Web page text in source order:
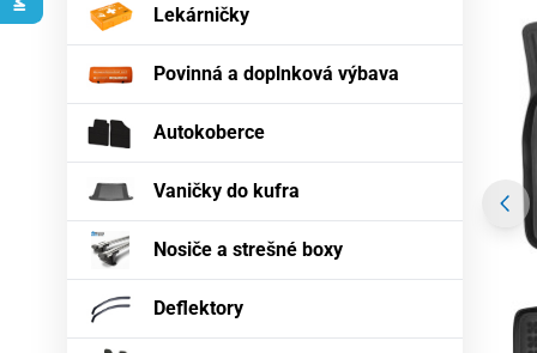
Lekárničky
Povinná a doplnková výbava
Autokoberce
Vaničky do kufra
Nosiče a strešné boxy
Deflektory